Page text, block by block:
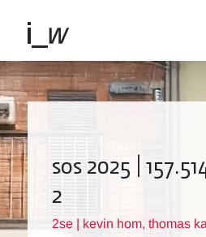
sos 2025 |
2
2se | kevin hom, thomas